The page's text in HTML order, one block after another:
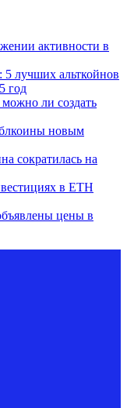
активности в
5 лучших альткойнов
год
ли создать
новым
сократилась на
в ETH
цены в